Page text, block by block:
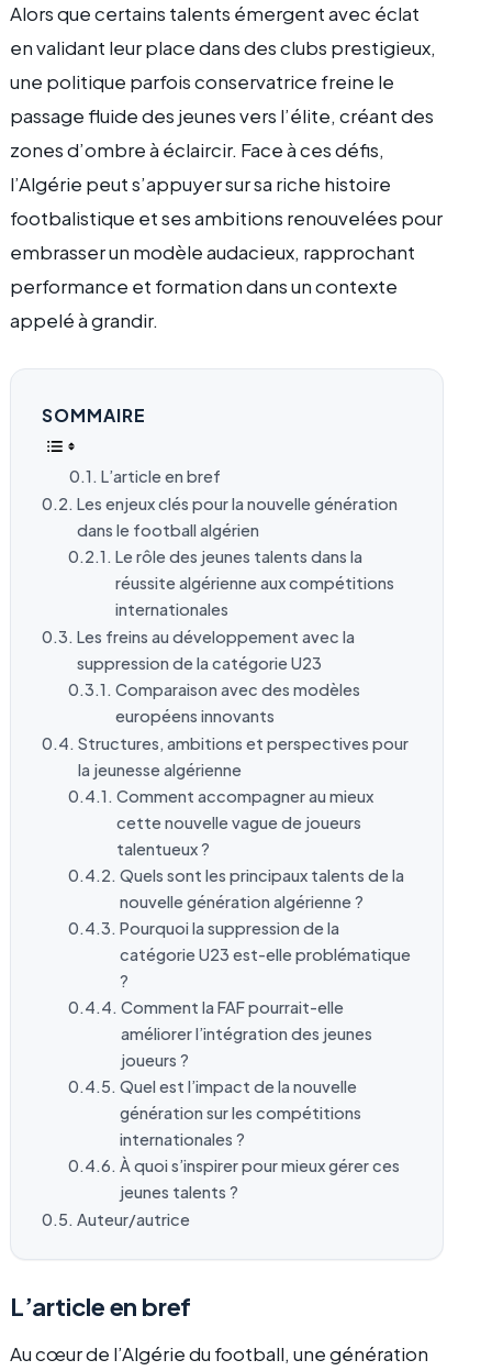
Alors que certains talents émergent avec éclat
en validant leur place dans des clubs prestigieux,
une politique parfois conservatrice freine le
passage fluide des jeunes vers l’élite, créant des
zones d’ombre à éclaircir. Face à ces défis,
l’Algérie peut s’appuyer sur sa riche histoire
footbalistique et ses ambitions renouvelées pour
embrasser un modèle audacieux, rapprochant
performance et formation dans un contexte
appelé à grandir.
SOMMAIRE
L’article en bref
Les enjeux clés pour la nouvelle génération
dans le football algérien
Le rôle des jeunes talents dans la
réussite algérienne aux compétitions
internationales
Les freins au développement avec la
suppression de la catégorie U23
Comparaison avec des modèles
européens innovants
Structures, ambitions et perspectives pour
la jeunesse algérienne
Comment accompagner au mieux
cette nouvelle vague de joueurs
talentueux ?
Quels sont les principaux talents de la
nouvelle génération algérienne ?
Pourquoi la suppression de la
catégorie U23 est-elle problématique
?
Comment la FAF pourrait-elle
améliorer l’intégration des jeunes
joueurs ?
Quel est l’impact de la nouvelle
génération sur les compétitions
internationales ?
À quoi s’inspirer pour mieux gérer ces
jeunes talents ?
Auteur/autrice
L’article en bref
Au cœur de l’Algérie du football, une génération